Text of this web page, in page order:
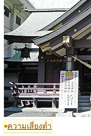
ความเสี่ยงต่ำ